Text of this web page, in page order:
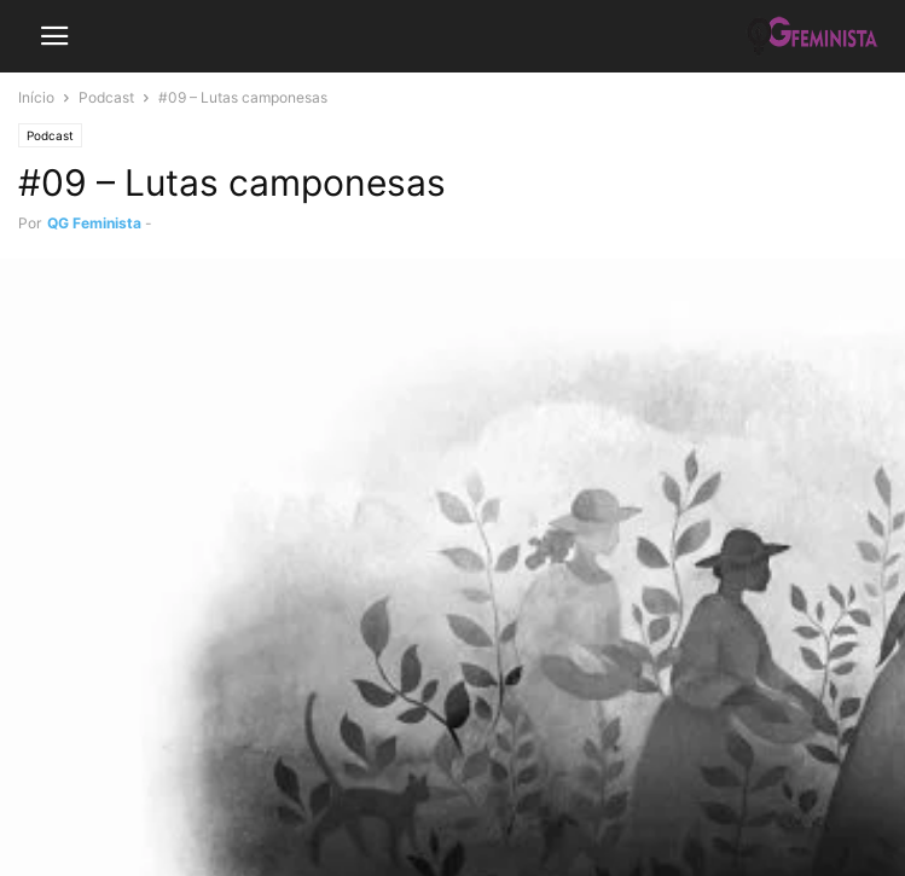
Início Podcast #09 – Lutas camponesas
Podcast
#09 – Lutas camponesas
Por QG Feminista -